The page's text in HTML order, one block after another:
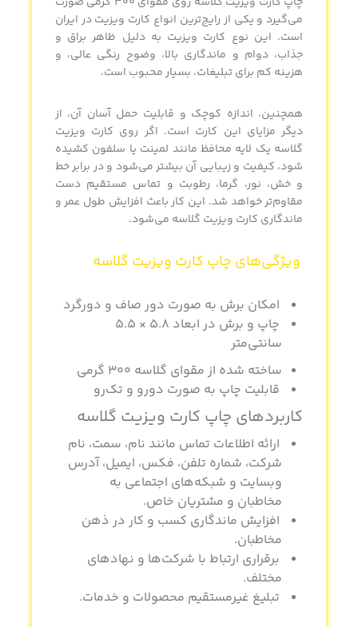
می‌گیرد و یکی از رایج‌ترین انواع کارت ویزیت در ایران
است. این نوع کارت ویزیت به دلیل ظاهر براق و
جذاب، دوام و ماندگاری بالا، وضوح رنگی عالی، و
هزینه کم برای تبلیغات، بسیار محبوب است.
همچنین، اندازه کوچک و قابلیت حمل آسان آن، از
دیگر مزایای این کارت است. اگر روی کارت ویزیت
گلاسه یک لایه محافظ مانند لمینت یا سلفون کشیده
شود، کیفیت و زیبایی آن بیشتر می‌شود و در برابر خط
و خش، نور، گرما، رطوبت و تماس مستقیم دست
مقاوم‌تر خواهد شد. این کار باعث افزایش طول عمر و
ماندگاری کارت ویزیت گلاسه می‌شود.
ویژگی‌های چاپ کارت ویزیت گلاسه
امکان برش به صورت دور صاف و دورگرد
چاپ و برش در ابعاد 5.8 × 5.5
سانتی‌متر
ساخته شده از مقوای گلاسه 300 گرمی
قابلیت چاپ به صورت دورو و تک‌رو
کاربردهای چاپ کارت ویزیت گلاسه
ارائه اطلاعات تماس مانند نام، سمت، نام
شرکت، شماره تلفن، فکس، ایمیل، آدرس
وبسایت و شبکه‌های اجتماعی به
مخاطبان و مشتریان خاص.
افزایش ماندگاری کسب و کار در ذهن
مخاطبان.
برقراری ارتباط با شرکت‌ها و نهادهای
مختلف.
تبلیغ غیرمستقیم محصولات و خدمات.